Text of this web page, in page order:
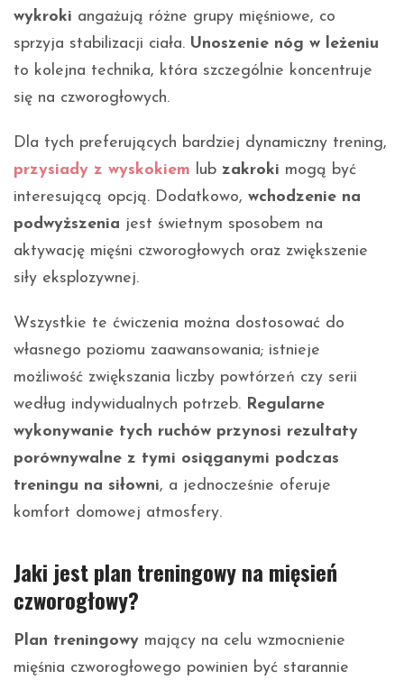
wykroki angażują różne grupy mięśniowe, co
sprzyja stabilizacji ciała. Unoszenie nóg w leżeniu
to kolejna technika, która szczególnie koncentruje
się na czworogłowych.
Dla tych preferujących bardziej dynamiczny trening,
przysiady z wyskokiem lub zakroki mogą być
interesującą opcją. Dodatkowo, wchodzenie na
podwyższenia jest świetnym sposobem na
aktywację mięśni czworogłowych oraz zwiększenie
siły eksplozywnej.
Wszystkie te ćwiczenia można dostosować do
własnego poziomu zaawansowania; istnieje
możliwość zwiększania liczby powtórzeń czy serii
według indywidualnych potrzeb. Regularne
wykonywanie tych ruchów przynosi rezultaty
porównywalne z tymi osiąganymi podczas
treningu na siłowni, a jednocześnie oferuje
komfort domowej atmosfery.
Jaki jest plan treningowy na mięsień
czworogłowy?
Plan treningowy mający na celu wzmocnienie
mięśnia czworogłowego powinien być starannie